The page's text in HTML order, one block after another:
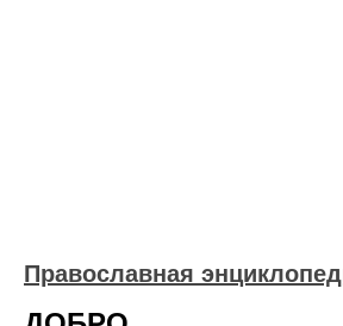
Православная